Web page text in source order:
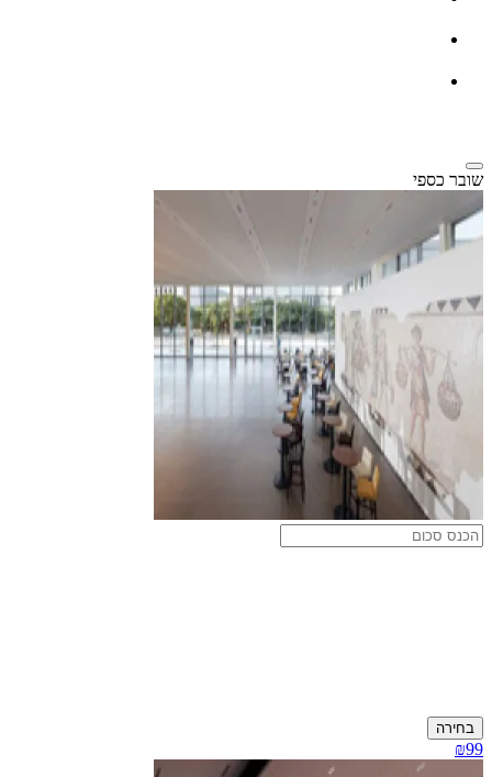
שובר כספי
בחירה
₪99